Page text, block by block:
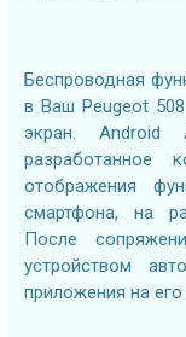
Беспроводная
в Ваш Peugeot
экран. Android
разработанное
отображения
смартфона, на
После
устройством
приложения на